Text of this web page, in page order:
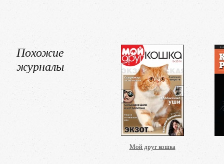
Похожие
журналы
Мой друг кошка